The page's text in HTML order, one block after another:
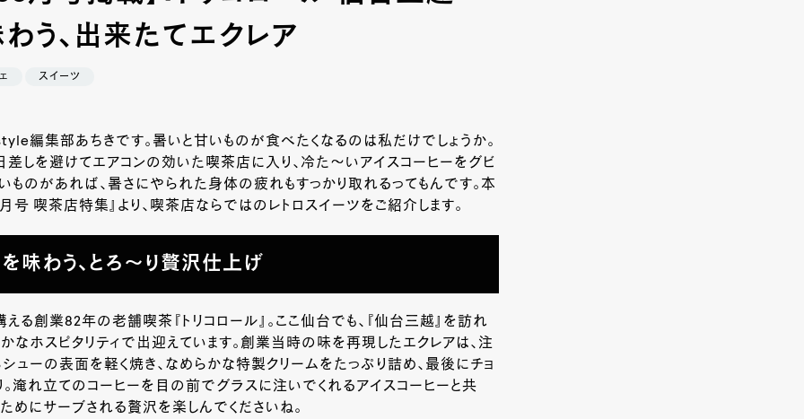
わう、出来たてエクレア
スイーツ
編集部あちきです。暑いと甘いものが食べたくなるのは私だけでしょうか。
差しを避けてエアコンの効いた喫茶店に入り、冷た～いアイスコーヒーをグビ
ものがあれば、暑さにやられた身体の疲れもすっかり取れるってもんです。本
号 喫茶店特集』より、喫茶店ならではのレトロスイーツをご紹介します。
味わう、とろ～り贅沢仕上げ
える創業82年の老舗喫茶『トリコロール』。ここ仙台でも、『仙台三越』を訪れ
なホスピタリティで出迎えています。創業当時の味を再現したエクレアは、注
ューの表面を軽く焼き、なめらかな特製クリームをたっぷり詰め、最後にチョ
。淹れ立てのコーヒーを目の前でグラスに注いでくれるアイスコーヒーと共
めにサーブされる贅沢を楽しんでくださいね。